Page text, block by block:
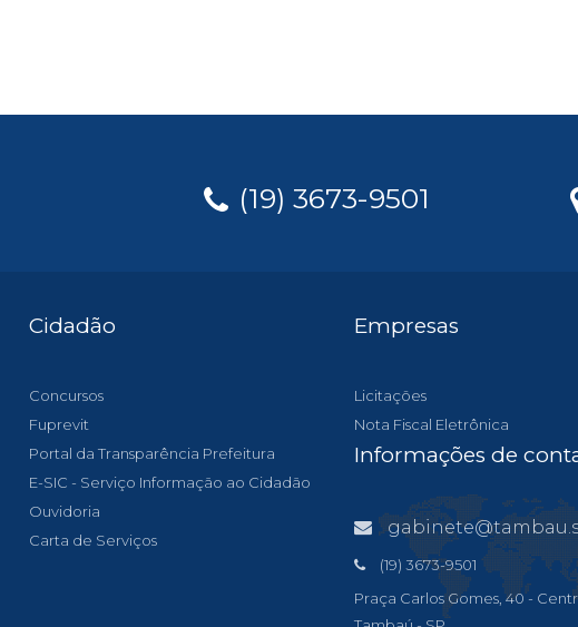
(19) 3673-9501
Cidadão
Concursos
Fuprevit
Portal da Transparência Prefeitura
E-SIC - Serviço Informação ao Cidadão
Ouvidoria
Carta de Serviços
Empresas
Licitações
Nota Fiscal Eletrônica
Informações de
(19) 3673-9501
Praça Carlos Gomes, 40 -